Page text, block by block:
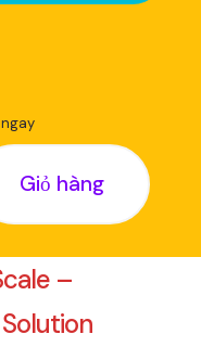
ngay
Giỏ hàng
–